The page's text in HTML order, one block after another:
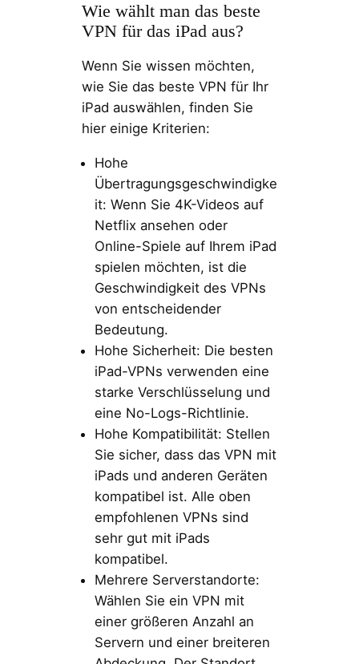
Wie wählt man das beste
VPN für das iPad aus?
Wenn Sie wissen möchten,
wie Sie das beste VPN für Ihr
iPad auswählen, finden Sie
hier einige Kriterien:
Hohe
Übertragungsgeschwindigke
it: Wenn Sie 4K-Videos auf
Netflix ansehen oder
Online-Spiele auf Ihrem iPad
spielen möchten, ist die
Geschwindigkeit des VPNs
von entscheidender
Bedeutung.
Hohe Sicherheit: Die besten
iPad-VPNs verwenden eine
starke Verschlüsselung und
eine No-Logs-Richtlinie.
Hohe Kompatibilität: Stellen
Sie sicher, dass das VPN mit
iPads und anderen Geräten
kompatibel ist. Alle oben
empfohlenen VPNs sind
sehr gut mit iPads
kompatibel.
Mehrere Serverstandorte:
Wählen Sie ein VPN mit
einer größeren Anzahl an
Servern und einer breiteren